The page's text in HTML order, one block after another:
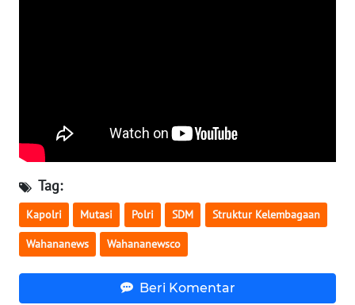
Tag:
Kapolri Mutasi Polri SDM Struktur Kelembagaan
Wahananews Wahananewsco
Beri Komentar
SERAMBI
JAMBI
WN
SULTRA